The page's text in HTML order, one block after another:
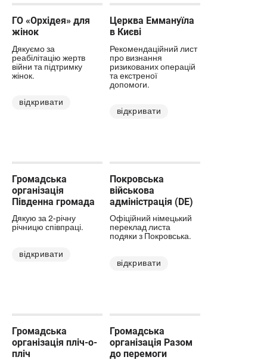
ГО «Орхідея» для
жінок
Дякуємо за
реабілітацію жертв
війни та підтримку
жінок.
відкривати
Церква Еммануїла
в Києві
Рекомендаційний лист
про визнання
ризикованих операцій
та екстреної
допомоги.
відкривати
Громадська
організація
Південна громада
Дякую за 2-річну
річницю співпраці.
відкривати
Покровська
військова
адміністрація (DE)
Офіційний німецький
переклад листа
подяки з Покровська.
відкривати
Громадська
організація пліч-о-
пліч
Громадська
організація Разом
до перемоги